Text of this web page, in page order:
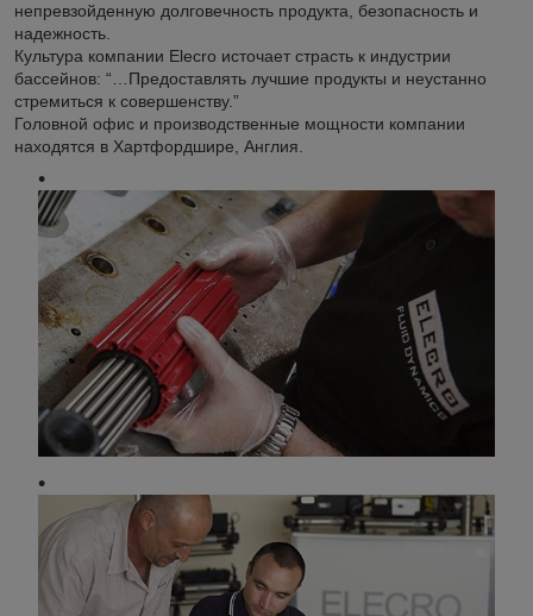
непревзойденную долговечность продукта, безопасность и
надежность.
Культура компании Elecro источает страсть к индустрии
бассейнов: “…Предоставлять лучшие продукты и неустанно
стремиться к совершенству.”
Головной офис и производственные мощности компании
находятся в Хартфордшире, Англия.